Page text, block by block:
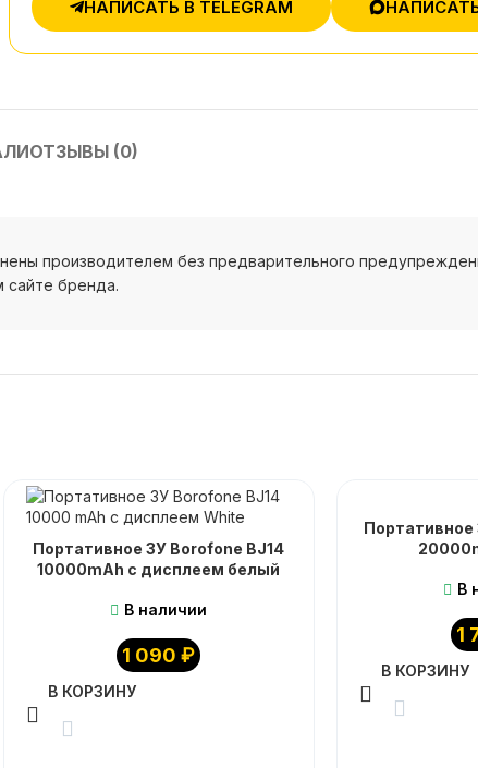
НАПИСАТЬ В TELEGRAM
ОТЗЫВЫ (0)
производителем без предварительного
сайте бренда.
Портативное ЗУ Borofone BJ14
10000mAh с дисплеем белый
В наличии
1 090₽
В КОРЗИНУ
Портативное
В
1
В КОРЗИНУ